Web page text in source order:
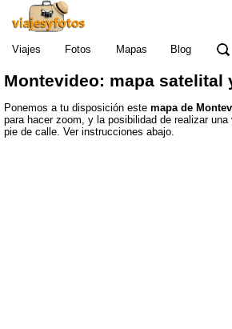
Viajes Fotos Mapas Blog
Montevideo: mapa satelital
Ponemos a tu disposición este mapa de
para hacer zoom, y la posibilidad de realizar
pie de calle. Ver instrucciones abajo.